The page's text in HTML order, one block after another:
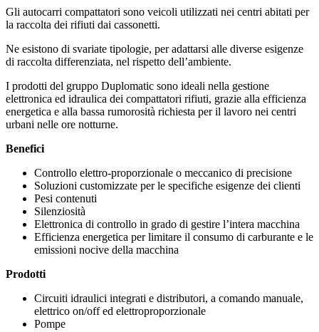
Gli autocarri compattatori sono veicoli utilizzati nei centri abitati per
la raccolta dei rifiuti dai cassonetti.
Ne esistono di svariate tipologie, per adattarsi alle diverse esigenze
di raccolta differenziata, nel rispetto dell’ambiente.
I prodotti del gruppo Duplomatic sono ideali nella gestione
elettronica ed idraulica dei compattatori rifiuti, grazie alla efficienza
energetica e alla bassa rumorosità richiesta per il lavoro nei centri
urbani nelle ore notturne.
Benefici
Controllo elettro-proporzionale o meccanico di precisione
Soluzioni customizzate per le specifiche esigenze dei clienti
Pesi contenuti
Silenziosità
Elettronica di controllo in grado di gestire l’intera macchina
Efficienza energetica per limitare il consumo di carburante e le
emissioni nocive della macchina
Prodotti
Circuiti idraulici integrati e distributori, a comando manuale,
elettrico on/off ed elettroproporzionale
Pompe